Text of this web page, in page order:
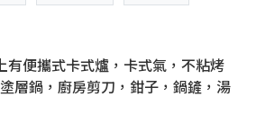
便攜式卡式爐，卡式氣，不粘烤
層鍋，廚房剪刀，鉗子，鍋鏟，湯